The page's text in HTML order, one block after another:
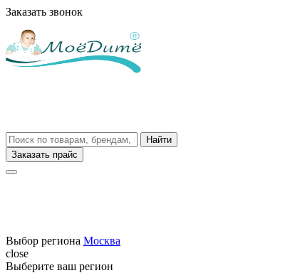
Заказать звонок
Заказать прайс
Выбор региона Москва
close
Выберите ваш регион